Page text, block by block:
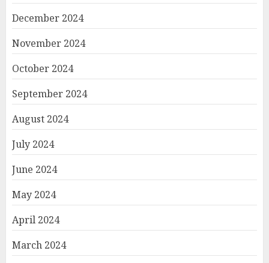
December 2024
November 2024
October 2024
September 2024
August 2024
July 2024
June 2024
May 2024
April 2024
March 2024